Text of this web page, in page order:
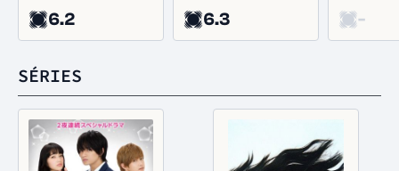
6.2 6.3 -
SÉRIES